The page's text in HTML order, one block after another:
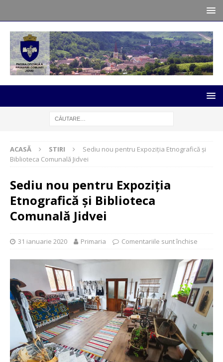
ACASĂ STIRI
Sediu nou pentru Expoziția Etnografică și
Biblioteca Comunală Jidvei
Sediu nou pentru Expoziția
Etnografică și Biblioteca
Comunală Jidvei
31 ianuarie 2020 Primaria Comentariile sunt închise